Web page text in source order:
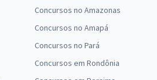
Concursos no Amazonas
Concursos no Amapá
Concursos no Pará
Concursos em Rondônia